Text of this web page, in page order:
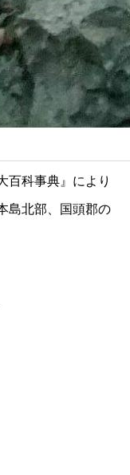
百科事典』により
島北部、国頭郡の